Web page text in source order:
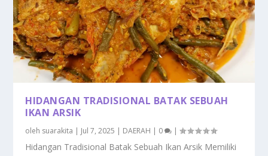
HIDANGAN TRADISIONAL BATAK SEBUAH
IKAN ARSIK
oleh suarakita | Jul 7, 2025 | DAERAH | 0 |
Hidangan Tradisional Batak Sebuah Ikan Arsik Memiliki